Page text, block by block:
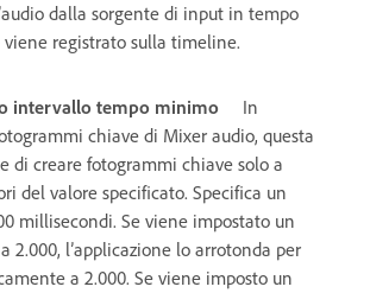
dalla sorgente di input in tempo
registrato sulla timeline.
intervallo tempo minimo
In
chiave di Mixer audio, questa
di creare fotogrammi chiave solo a
del valore specificato. Specifica un
millisecondi. Se viene impostato un
2.000, l’applicazione lo arrotonda per
a 2.000. Se viene imposto un